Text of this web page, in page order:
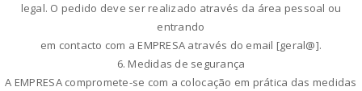
legal. O pedido deve ser realizado através da área pessoal ou
entrando
em contacto com a EMPRESA através do email [geral@].
6. Medidas de segurança
A EMPRESA compromete-se com a colocação em prática das medidas